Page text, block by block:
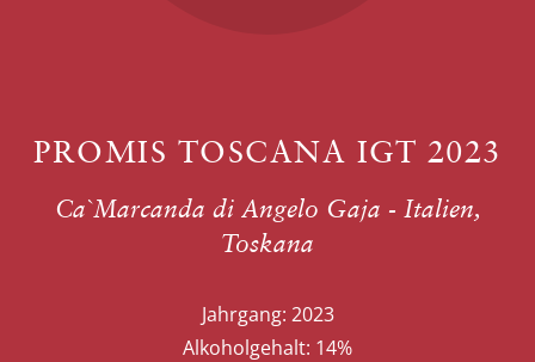
PROMIS TOSCANA IGT 2023
Ca`Marcanda di Angelo Gaja - Italien,
Toskana
Jahrgang: 2023
Alkoholgehalt: 14%